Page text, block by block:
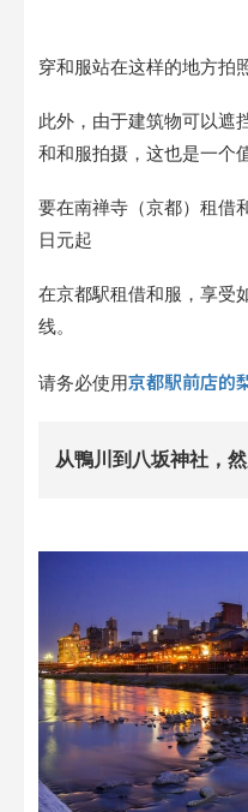
穿和服站在这样的地方拍
此外，由于建筑物可以遮
和和服拍摄，这也是一个
要在南禅寺（京都）租借
日元起
在京都駅租借和服，享受
线。
请务必使用京都駅前店的
从鴨川到八坂神社，